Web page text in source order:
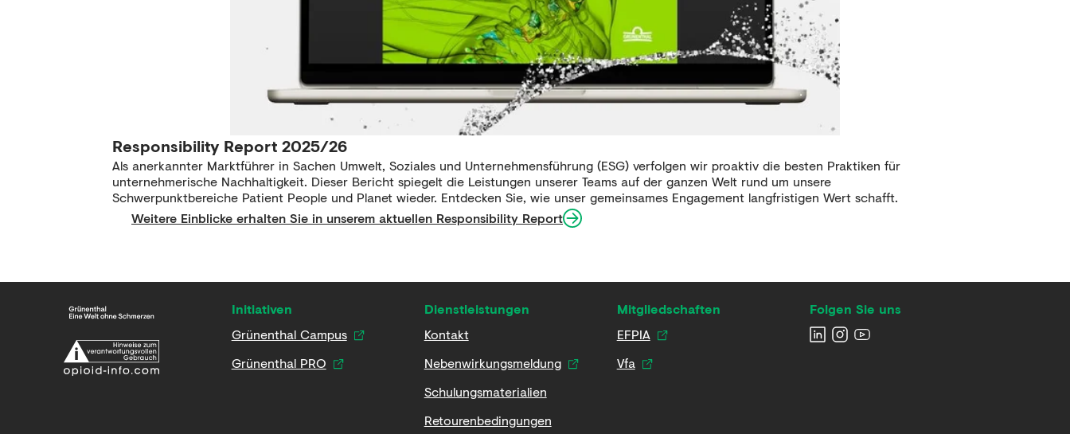
Responsibility Report 2025/26
Als anerkannter Marktführer in Sachen Umwelt, Soziales und Unternehmensführung (ESG) verfolgen wir proaktiv die besten Praktiken für
unternehmerische Nachhaltigkeit. Dieser Bericht spiegelt die Leistungen unserer Teams auf der ganzen Welt rund um unsere
Schwerpunktbereiche Patient People und Planet wieder. Entdecken Sie, wie unser gemeinsames Engagement langfristigen Wert schafft.
Weitere Einblicke erhalten Sie in unserem aktuellen Responsibility Report
Initiativen
Grünenthal Campus
Grünenthal PRO
Dienstleistungen
Kontakt
Nebenwirkungsmeldung
Schulungsmaterialien
Retourenbedingungen
Mitgliedschaften
EFPIA
Vfa
Folgen Sie uns